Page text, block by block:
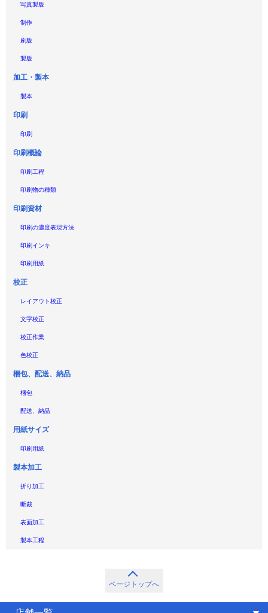
写真製版
制作
刷版
製版
加工・製本
製本
印刷
印刷
印刷概論
印刷工程
印刷物の種類
印刷資材
印刷の濃度表現方法
印刷インキ
印刷用紙
校正
レイアウト校正
文字校正
校正作業
色校正
梱包、配送、納品
梱包
配送、納品
用紙サイズ
印刷用紙
製本加工
折り加工
断裁
表面加工
製本工程
ページトップへ